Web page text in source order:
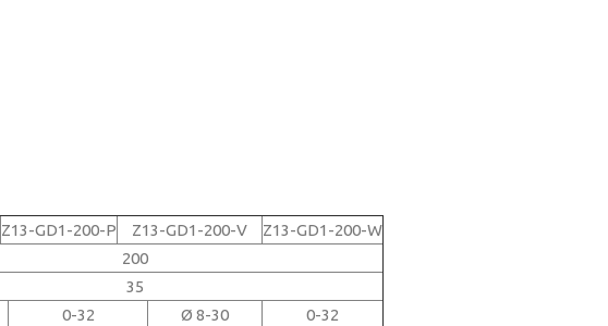
Z13-GD1-200-P Z13-GD1-200-V
Z13-GD1-200-W
200
35
0-32 Ø 8-30
0-32